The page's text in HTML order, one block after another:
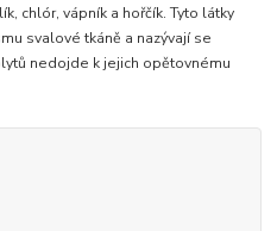
chlór, vápník a hořčík. Tyto látky
svalové tkáně a nazývají se
nedojde k jejich opětovnému